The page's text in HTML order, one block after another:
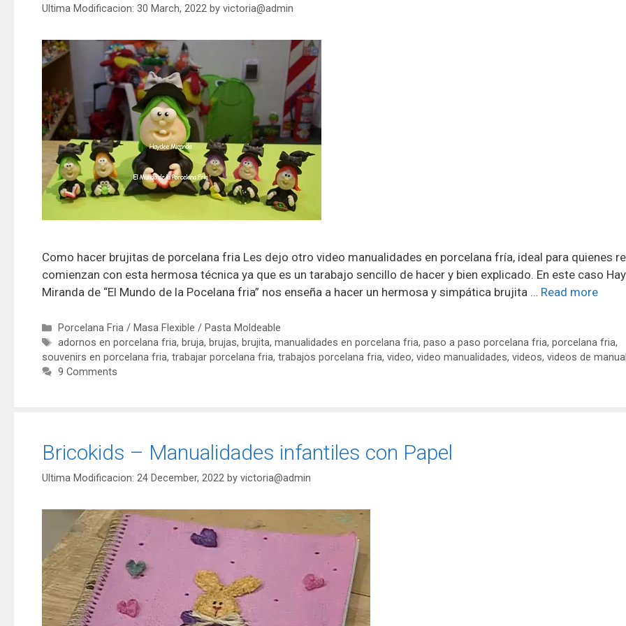
30 March, 2022 by victoria@admin
Como hacer brujitas de porcelana fria Les dejo otro video manualidades en porcelana fría, ideal para quienes
comienzan con esta hermosa técnica ya que es un tarabajo sencillo de hacer y bien explicado. En este caso
Miranda de “El Mundo de la Pocelana fria” nos enseña a hacer un hermosa y simpática brujita … Read more
Porcelana Fria / Masa Flexible / Pasta Moldeable
adornos en porcelana fria, bruja, brujas, brujita, manualidades en porcelana fria, paso a paso porcelana fria, porcelana fria,
souvenirs en porcelana fria, trabajar porcelana fria, trabajos porcelana fria, video, video manualidades, videos, videos de
9 Comments
Bricokids – Manualidades infantiles con Papel
24 December, 2022 by victoria@admin